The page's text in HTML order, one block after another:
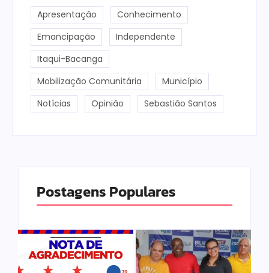
Apresentação
Conhecimento
Emancipação
Independente
Itaqui-Bacanga
Mobilização Comunitária
Município
Notícias
Opinião Sebastião Santos
Postagens Populares